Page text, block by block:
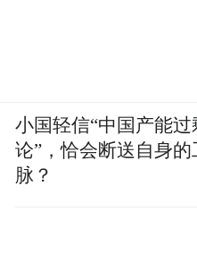
小国轻信“中国产能过
论”，恰会断送自身的
脉？